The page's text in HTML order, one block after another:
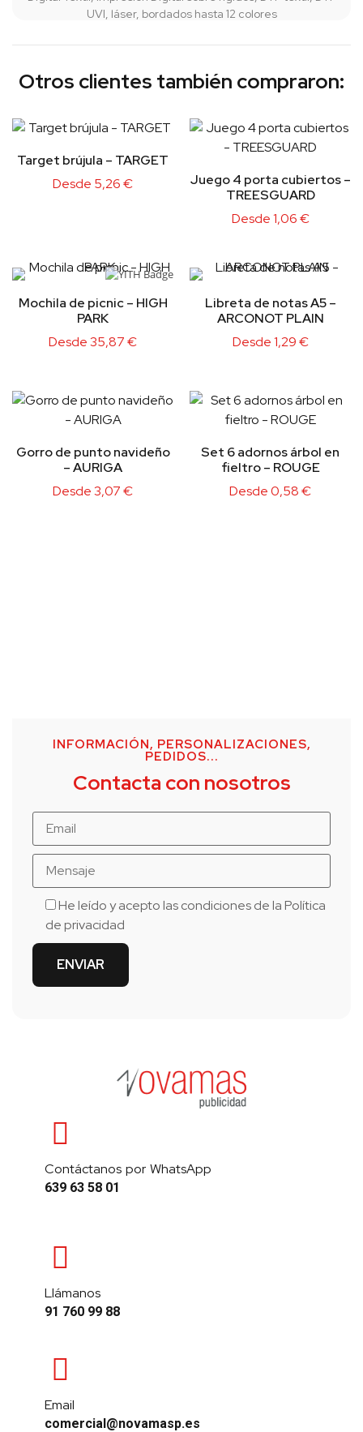
UVI, láser, bordados hasta 12 colores
Otros clientes también compraron:
Target brújula – TARGET
Desde 5,26€
Juego 4 porta cubiertos –
TREESGUARD
Desde1,06€
Mochila de picnic – HIGH
PARK
Desde35,87€
Libreta de notas A5 –
ARCONOT PLAIN
Desde1,29€
Gorro de punto navideño
– AURIGA
Desde3,07€
Set 6 adornos árbol en
fieltro – ROUGE
Desde0,58€
INFORMACIÓN, PERSONALIZACIONES,
PEDIDOS...
Contacta con nosotros
He leído y acepto las condiciones de laPolítica
de privacidad
Contáctanos por WhatsApp
639 63 58 01
Llámanos
91 760 99 88
Email
comercial@novamasp.es